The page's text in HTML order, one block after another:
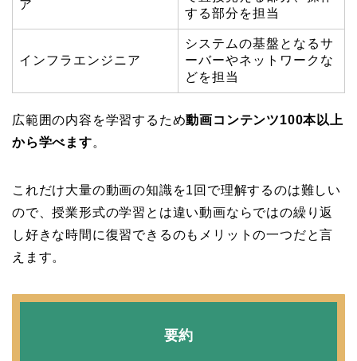
ア
する部分を担当
インフラエンジニア
システムの基盤となるサ
ーバーやネットワークな
どを担当
広範囲の内容を学習するため動画コンテンツ100本以上
から学べます。
これだけ大量の動画の知識を1回で理解するのは難しい
ので、授業形式の学習とは違い動画ならではの繰り返
し好きな時間に復習できるのもメリットの一つだと言
えます。
要約